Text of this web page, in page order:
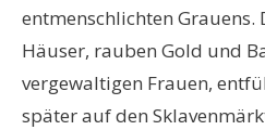
entmenschlichten
Häuser, rauben Gold und
vergewaltigen Frauen,
später auf den